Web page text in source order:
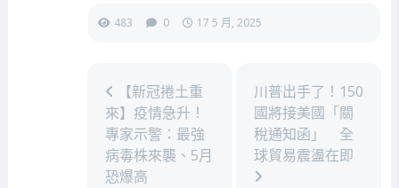
483 0 17 5 月, 2025
【新冠捲土重
來】疫情急升！
專家示警：最強
病毒株來襲、5月
恐爆高
川普出手了！150
國將接美國「關
稅通知函」 全
球貿易震盪在即